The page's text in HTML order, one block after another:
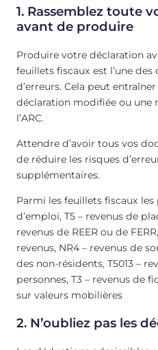
1. Rassemblez toute
avant de produire
Produire votre déclaration
feuillets fiscaux est l’une des
d’erreurs. Cela peut
déclaration modifiée ou une
l’ARC.
Attendre d’avoir tous vos
de réduire les risques
supplémentaires.
Parmi les feuillets fiscaux les
d’emploi, T5 – revenus de
revenus de REER ou de
revenus, NR4 – revenus de
des non-résidents, T5013 –
personnes, T3 – revenus de
sur valeurs mobilières
2. N’oubliez pas les